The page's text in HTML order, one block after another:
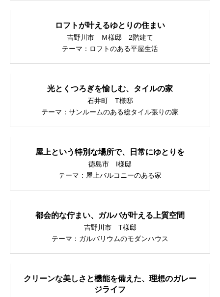
会社案内
スタッフ紹介
スタッフ募集
よくあるご質問
みなさまから多く寄せられるご質問をまとめました。
どんなことでも、お気軽にご相談ください
プライバシーポリシー
ロフトが叶えるゆとりの住まい
吉野川市 Ｍ様邸 2階建て
テーマ：ロフトのある平屋生活
光とくつろぎを愉しむ、タイルの家
石井町 T様邸
テーマ：サンルームのある総タイル張りの家
屋上という特別な場所で、日常にゆとりを
徳島市 I様邸
テーマ：屋上バルコニーのある家
都会的な佇まい、ガルバが叶える上質空間
吉野川市 T様邸
テーマ：ガルバリウムのモダンハウス
クリーンな美しさと機能を備えた、理想のガレー
ジライフ